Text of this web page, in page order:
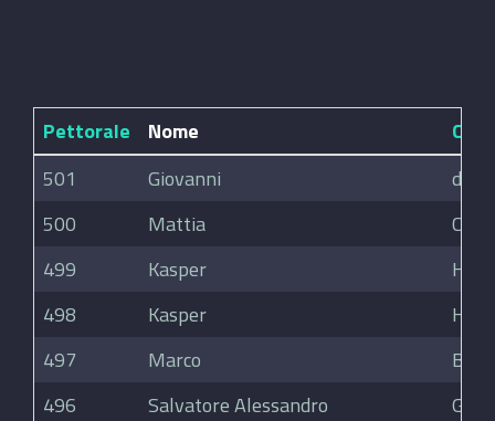
Pettorale Nome
501
Giovanni
500
Mattia
499
Kasper
498
Kasper
497
Marco
Bia
496
Salvatore Alessandro